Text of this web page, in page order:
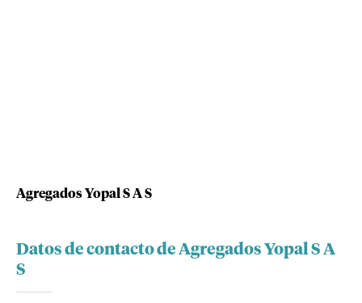
Agregados Yopal S A S
Datos de contacto de Agregados Yopal S A
S